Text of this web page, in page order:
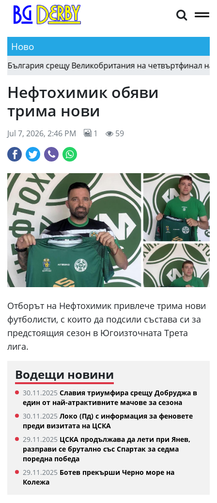
Ново
срещу Великобритания на четвъртфинал на
Нефтохимик обяви
трима нови
Jul 7, 2026, 2:46 PM 1 59
Отборът на Нефтохимик привлече трима нови
футболисти, с които да подсили състава си за
предстоящия сезон в Югоизточната Трета
лига.
Водещи новини
30.11.2025 Славия триумфира срещу Добруджа в
един от най-атрактивните мачове за сезона
30.11.2025 Локо (Пд) с информация за феновете
преди визитата на ЦСКА
29.11.2025 ЦСКА продължава да лети при Янев,
разправи се брутално със Спартак за седма
поредна победа
29.11.2025 Ботев прекърши Черно море на
Колежа